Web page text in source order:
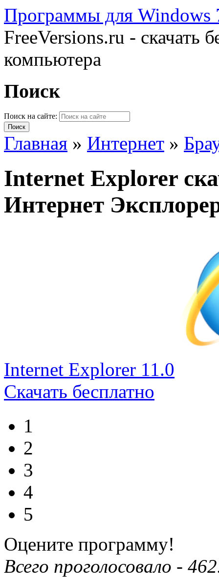
Программы для Windows
FreeVersions.ru - скачать
компьютера
Поиск
Поиск на сайте:
Главная » Интернет »
Internet Explorer
Интернет
Internet Explorer 11.0
Скачать бесплатно
1
2
3
4
5
Оцените программу!
Всего проголосовало - 462